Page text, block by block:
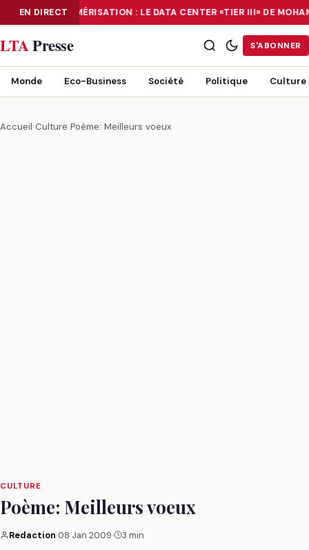
EN DIRECTNUMÉRISATION : LE DATA CENTER «TIER III» DE
NUMÉRISATION : LE DATA CENTER «TIER III» DE MOHAMMADIA, UN
LTAPresse S'ABONNER
Monde Eco-Business Société Politique Culture
Accueil›Culture›Poème: Meilleurs voeux
CULTURE
Poème: Meilleurs voeux
Redaction·08 Jan 2009· 3 min